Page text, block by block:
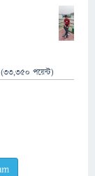
(33,350 পয়েন্ট)